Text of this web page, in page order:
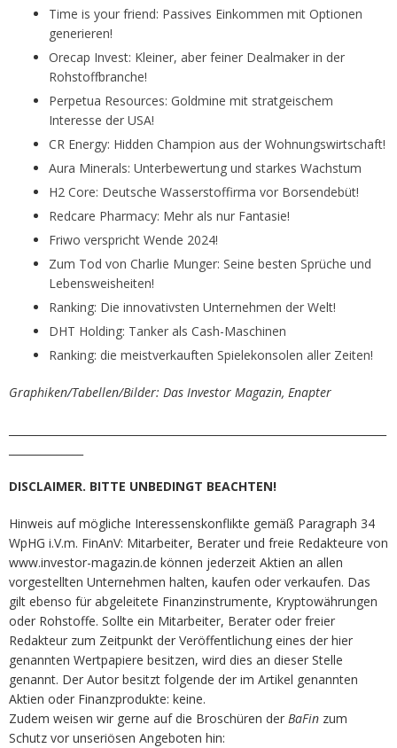
Time is your friend: Passives Einkommen mit Optionen
generieren!
Orecap Invest: Kleiner, aber feiner Dealmaker in der
Rohstoffbranche!
Perpetua Resources: Goldmine mit stratgeischem
Interesse der USA!
CR Energy: Hidden Champion aus der Wohnungswirtschaft!
Aura Minerals: Unterbewertung und starkes Wachstum
H2 Core: Deutsche Wasserstoffirma vor Borsendebüt!
Redcare Pharmacy: Mehr als nur Fantasie!
Friwo verspricht Wende 2024!
Zum Tod von Charlie Munger: Seine besten Sprüche und
Lebensweisheiten!
Ranking: Die innovativsten Unternehmen der Welt!
DHT Holding: Tanker als Cash-Maschinen
Ranking: die meistverkauften Spielekonsolen aller Zeiten!
Graphiken/Tabellen/Bilder: Das Investor Magazin, Enapter
DISCLAIMER. BITTE UNBEDINGT BEACHTEN!
Hinweis auf mögliche Interessenskonflikte gemäß Paragraph 34
WpHG i.V.m. FinAnV: Mitarbeiter, Berater und freie Redakteure von
www.investor-magazin.de können jederzeit Aktien an allen
vorgestellten Unternehmen halten, kaufen oder verkaufen. Das
gilt ebenso für abgeleitete Finanzinstrumente, Kryptowährungen
oder Rohstoffe. Sollte ein Mitarbeiter, Berater oder freier
Redakteur zum Zeitpunkt der Veröffentlichung eines der hier
genannten Wertpapiere besitzen, wird dies an dieser Stelle
genannt. Der Autor besitzt folgende der im Artikel genannten
Aktien oder Finanzprodukte: keine.
Zudem weisen wir gerne auf die Broschüren der BaFin zum
Schutz vor unseriösen Angeboten hin: